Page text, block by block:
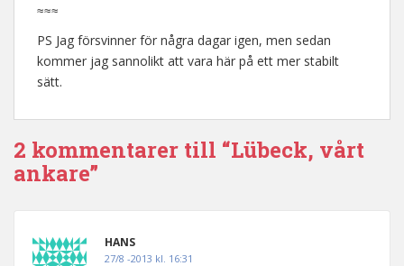
≈≈≈
PS Jag försvinner för några dagar igen, men sedan
kommer jag sannolikt att vara här på ett mer stabilt
sätt.
2 kommentarer till “Lübeck, vårt
ankare”
HANS
27/8 -2013 kl. 16:31